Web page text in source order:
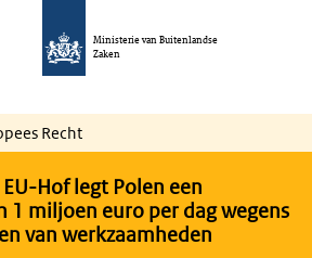
Ministerie van Buitenlandse
Zaken
Recht
EU-Hof legt Polen een
1 miljoen euro per dag wegens
van werkzaamheden